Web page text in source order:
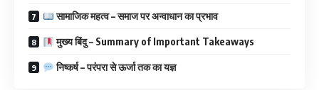
सामाजिक महत्व – समाज पर अन्वाधान का प्रभाव
मुख्य बिंदु – Summary of Important Takeaways
निष्कर्ष – परंपरा से ऊर्जा तक का यज्ञ